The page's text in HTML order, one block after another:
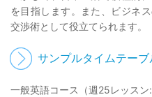
を目指します。また、ビジネ
交渉術として役立てられます。
サンプルタイムテーブ
一般英語コース（週25レッスン: